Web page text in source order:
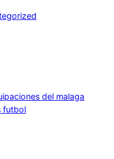
del malaga
futbol